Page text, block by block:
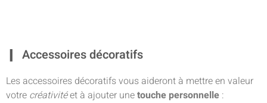
Accessoires décoratifs
Les accessoires décoratifs vous aideront à mettre en valeur
votre créativitéet à ajouter unetouche personnelle :